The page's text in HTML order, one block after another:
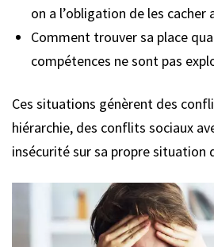
on a l’obligation de les cacher
Comment trouver sa place
compétences ne sont pas
Ces situations génèrent des
hiérarchie, des conflits sociaux
insécurité sur sa propre situation